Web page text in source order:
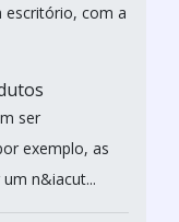
escritório, com a
ser
exemplo, as
n&iacut...